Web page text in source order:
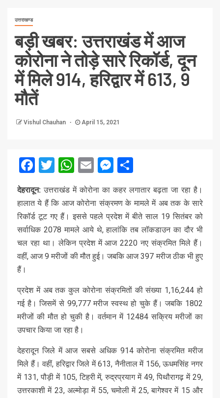
उत्तराखण्ड
बड़ी खबर: उत्तराखंड में आज
कोरोना ने तोड़े सारे रिकॉर्ड, दून
में मिले 914, हरिद्वार में 613, 9
मौतें
Vishul Chauhan April 15, 2021
Facebook
Twitter
WhatsApp
EmailMessenger
देहरादून: उत्तराखंड में कोरोना का कहर लगातार बढ़ता जा रहा है।
हालात ये हैं कि आज कोरोना संक्रमण के मामले में अब तक के सारे
रिकॉर्ड टूट गए हैं। इससे पहले प्रदेश में बीते साल 19 सितंबर को
सर्वाधिक 2078 मामले आये थे, हालांकि तब लॉकडाउन का दौर भी
चल रहा था। लेकिन प्रदेश में आज 2220 नए संक्रमित मिले हैं।
वहीं, आज 9 मरीजों की मौत हुई। जबकि आज 397 मरीज ठीक भी हुए
हैं।
प्रदेश में अब तक कुल कोरोना संक्रमितों की संख्या 1,16,244 हो
गई है। जिसमें से 99,777 मरीज स्वस्थ हो चुके हैं। जबकि 1802
मरीजों की मौत हो चुकी है। वर्तमान में 12484 सक्रिय मरीजों का
उपचार किया जा रहा है।
देहरादून जिले में आज सबसे अधिक 914 कोरोना संक्रमित मरीज
मिले हैं। वहीं, हरिद्वार जिले में 613, नैनीताल में 156, ऊधमसिंह नगर
में 131, पौड़ी में 105, टिहरी में, रुद्रप्रयाग में 49, पिथौरागढ़ में 29,
उत्तरकाशी में 23, अल्मोड़ा में 55, चमोली में 25, बागेश्वर में 15 और